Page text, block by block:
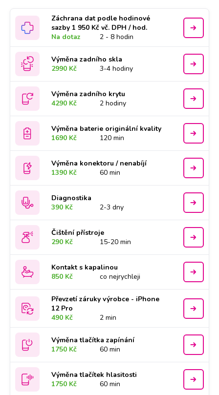
Záchrana dat podle hodinové
sazby 1 950 Kč vč. DPH / hod.
Na dotaz
2 - 8 hodin
Výměna zadního skla
2990 Kč
3-4 hodiny
Výměna zadního krytu
4290 Kč
2 hodiny
Výměna baterie originální kvality
1690 Kč
120 min
Výměna konektoru / nenabíjí
1390 Kč
60 min
Diagnostika
390 Kč
2-3 dny
Čištění přístroje
290 Kč
15-20 min
Kontakt s kapalinou
850 Kč
co nejrychleji
Převzetí záruky výrobce - iPhone
12 Pro
490 Kč
2 min
Výměna tlačítka zapínání
1750 Kč
60 min
Výměna tlačítek hlasitosti
1750 Kč
60 min